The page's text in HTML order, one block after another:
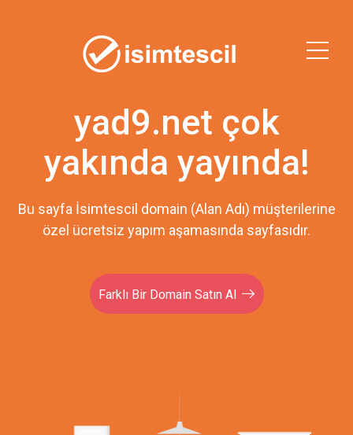
yad9.net çok
yakında yayında!
Bu sayfa İsimtescil domain (Alan Adı) müşterilerine
özel ücretsiz yapım aşamasında sayfasıdır.
Farklı Bir Domain Satın Al